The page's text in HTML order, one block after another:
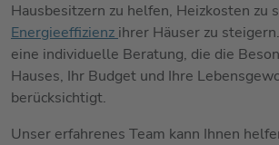
Hausbesitzern zu helfen, Heizkosten zu
Energieeffizienz ihrer Häuser zu
eine individuelle Beratung, die die
Hauses, Ihr Budget und Ihre
berücksichtigt.
Unser erfahrenes Team kann Ihnen